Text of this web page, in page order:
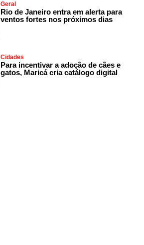
Geral
Rio de Janeiro entra em alerta para
ventos fortes nos próximos dias
Cidades
Para incentivar a adoção de cães e
gatos, Maricá cria catálogo digital